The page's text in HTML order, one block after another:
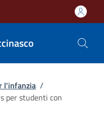
l'infanzia /
per studenti con